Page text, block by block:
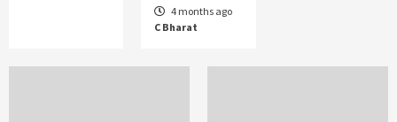
4 months ago
C Bharat